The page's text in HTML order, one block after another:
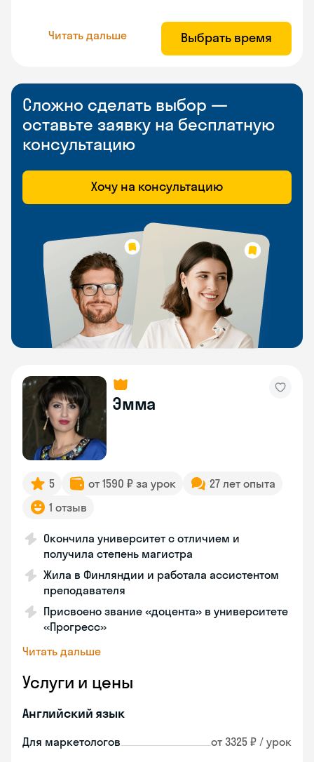
Читать дальше Выбрать время
Сложно сделать выбор —
оставьте заявку на бесплатную
консультацию
Хочу на консультацию
Эмма
5 от 1590 ₽ за урок
27 лет опыта
1 отзыв
Окончила университет с отличием и
получила степень магистра
Жила в Финляндии и работала ассистентом
преподавателя
Присвоено звание «доцента» в университете
«Прогресс»
Читать дальше
Услуги и цены
Английский язык
Для маркетологов от 3325 ₽ / урок